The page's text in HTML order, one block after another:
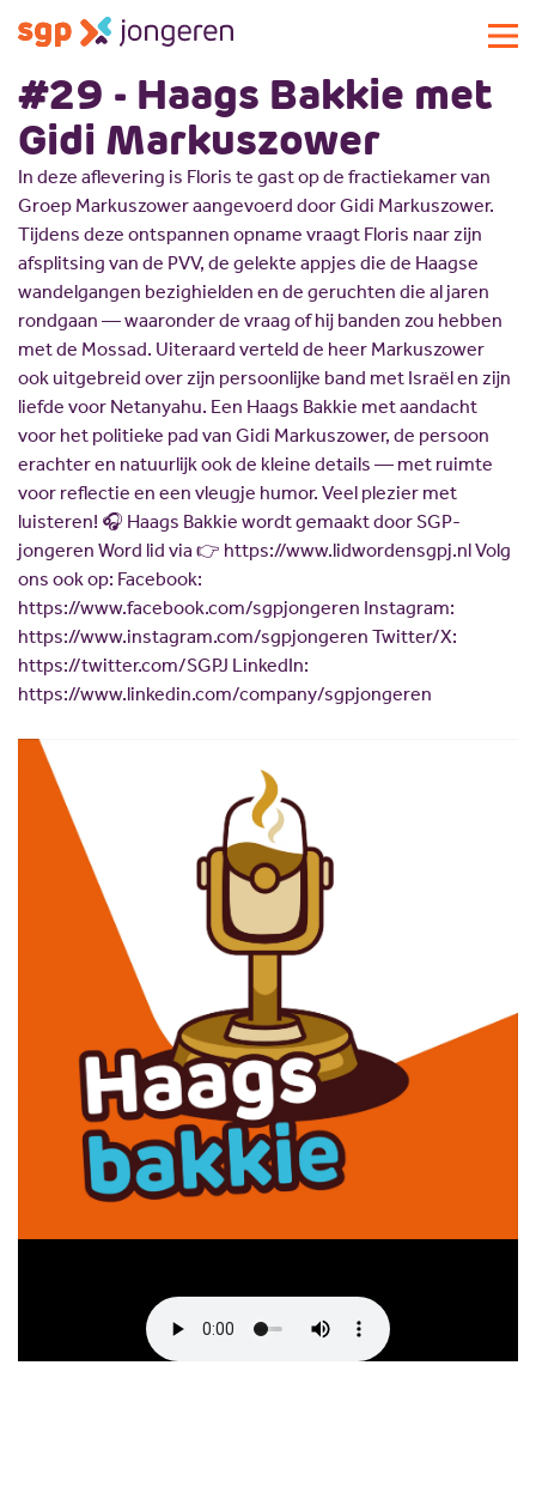
Actueel
Activiteiten
Standpunten
Lokale commissies
Doe mee
Doe mee
Lid worden
Doneren
Sponsoren
Magazines
Vacatures
Scholing
Nieuw politiek talent
Gastlessen
Activiteitenkalender
JV Pakket
Contact
Over SGP-jongeren
Over SGP-jongeren
Bestuur
Missie en visie
Geschiedenis
Commissies
Partners
ANBI
Landelijke SGP
Vrijwilligersplatform
#29 - Haags Bakkie met
Gidi Markuszower
In deze aflevering is Floris te gast op de fractiekamer van
Groep Markuszower aangevoerd door Gidi Markuszower.
Tijdens deze ontspannen opname vraagt Floris naar zijn
afsplitsing van de PVV, de gelekte appjes die de Haagse
wandelgangen bezighielden en de geruchten die al jaren
rondgaan — waaronder de vraag of hij banden zou hebben
met de Mossad. Uiteraard verteld de heer Markuszower
ook uitgebreid over zijn persoonlijke band met Israël en zijn
liefde voor Netanyahu. Een Haags Bakkie met aandacht
voor het politieke pad van Gidi Markuszower, de persoon
erachter en natuurlijk ook de kleine details — met ruimte
voor reflectie en een vleugje humor. Veel plezier met
luisteren! 🎧 Haags Bakkie wordt gemaakt door SGP-
jongeren Word lid via 👉 https://www.lidwordensgpj.nl Volg
ons ook op: Facebook:
https://www.facebook.com/sgpjongeren Instagram:
https://www.instagram.com/sgpjongeren Twitter/X:
https://twitter.com/SGPJ LinkedIn:
https://www.linkedin.com/company/sgpjongeren